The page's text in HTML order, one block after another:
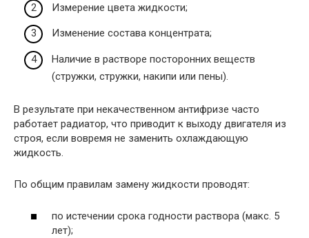
Измерение цвета жидкости;
Изменение состава концентрата;
Наличие в растворе посторонних веществ
(стружки, стружки, накипи или пены).
В результате при некачественном антифризе часто
работает радиатор, что приводит к выходу двигателя из
строя, если вовремя не заменить охлаждающую
жидкость.
По общим правилам замену жидкости проводят:
по истечении срока годности раствора (макс. 5
лет);